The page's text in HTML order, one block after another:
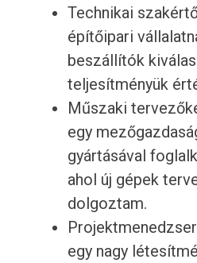
Technikai
építőipari
beszállítók
teljesítményük
Műszaki
egy
gyártásával
ahol új gépek
dolgoztam.
egy nagy